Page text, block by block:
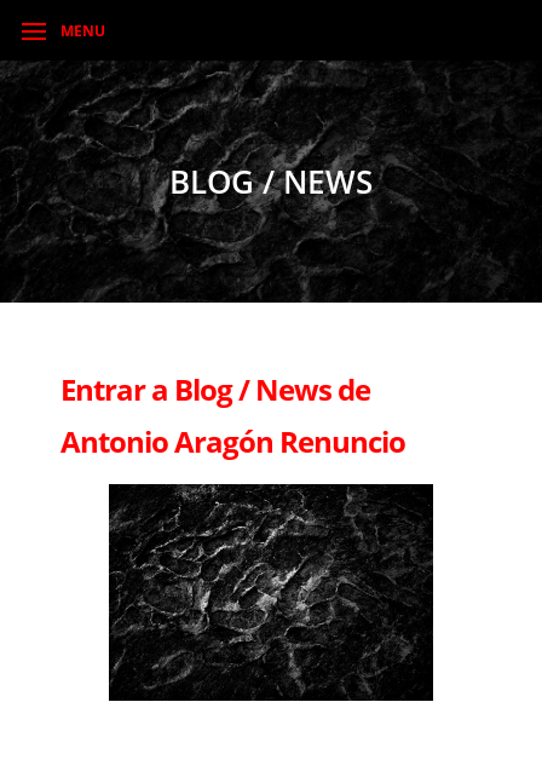
MENU
BLOG / NEWS
Entrar a Blog / News de
Antonio Aragón Renuncio